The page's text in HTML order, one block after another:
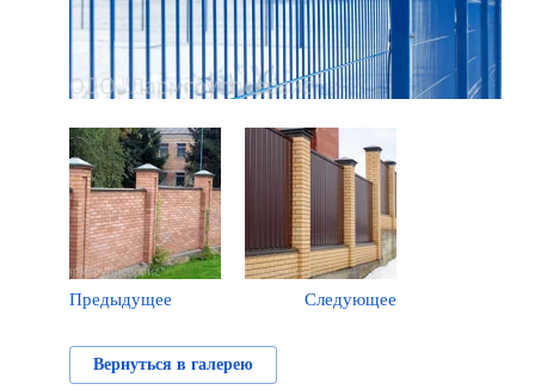
Предыдущее Следующее
Вернуться в галерею